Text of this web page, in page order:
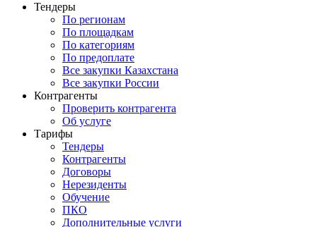
Тендеры
По регионам
По площадкам
По категориям
По предоплате
Все закупки Казахстана
Все закупки России
Контрагенты
Проверить контрагента
Об услуге
Тарифы
Тендеры
Контрагенты
Договоры
Нерезиденты
Обучение
ПКО
Дополнительные услуги